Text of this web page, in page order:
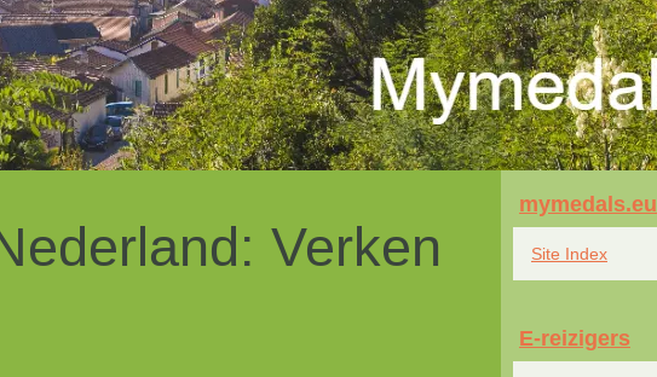
Verken
mymedals.eu
Site Index
E-reizigers